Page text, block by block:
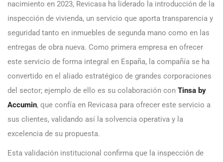
nacimiento en 2023, Revicasa ha liderado la introducción de la
inspección de vivienda, un servicio que aporta transparencia y
seguridad tanto en inmuebles de segunda mano como en las
entregas de obra nueva. Como primera empresa en ofrecer
este servicio de forma integral en España, la compañía se ha
convertido en el aliado estratégico de grandes corporaciones
del sector; ejemplo de ello es su colaboración con Tinsa by
Accumin, que confía en Revicasa para ofrecer este servicio a
sus clientes, validando así la solvencia operativa y la
excelencia de su propuesta.
Esta validación institucional confirma que la inspección de